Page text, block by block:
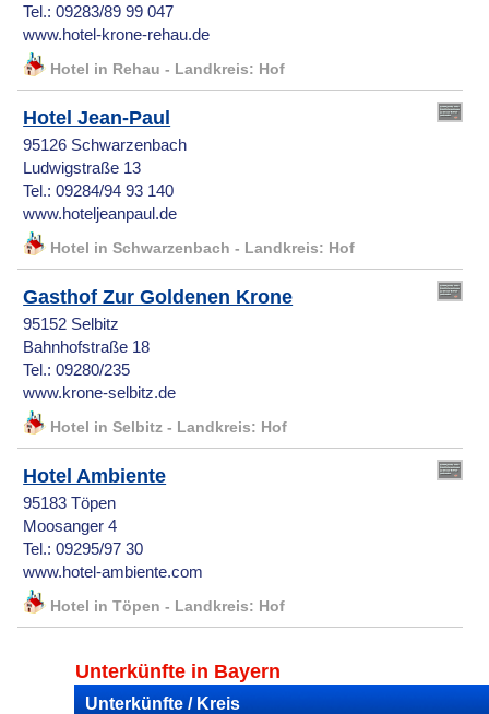
Tel.: 09283/89 99 047
www.hotel-krone-rehau.de
Hotel in Rehau - Landkreis: Hof
Hotel Jean-Paul
95126 Schwarzenbach
Ludwigstraße 13
Tel.: 09284/94 93 140
www.hoteljeanpaul.de
Hotel in Schwarzenbach - Landkreis: Hof
Gasthof Zur Goldenen Krone
95152 Selbitz
Bahnhofstraße 18
Tel.: 09280/235
www.krone-selbitz.de
Hotel in Selbitz - Landkreis: Hof
Hotel Ambiente
95183 Töpen
Moosanger 4
Tel.: 09295/97 30
www.hotel-ambiente.com
Hotel in Töpen - Landkreis: Hof
Unterkünfte in Bayern
Unterkünfte / Kreis